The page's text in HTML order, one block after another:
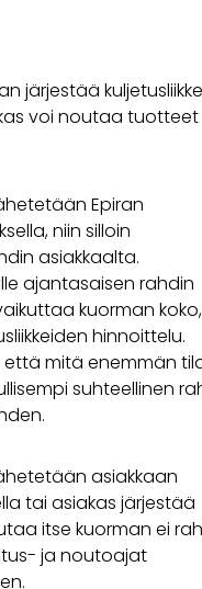
järjestää
voi noutaa tuotteet
Epiran
niin silloin
asiakkaalta.
ajantasaisen rahdin
kuorman koko,
hinnoittelu.
mitä enemmän
suhteellinen
asiakkaan
tai asiakas järjestää
itse kuorman ei
ja noutoajat